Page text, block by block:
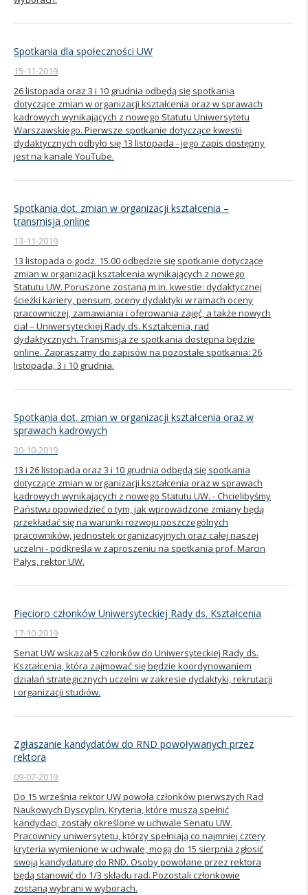
Spotkania dla społeczności UW
15-11-2019
26 listopada oraz 3 i 10 grudnia odbędą się spotkania
dotyczące zmian w organizacji kształcenia oraz w sprawach
kadrowych wynikających z nowego Statutu Uniwersytetu
Warszawskiego. Pierwsze spotkanie dotyczące kwestii
dydaktycznych odbyło się 13 listopada - jego zapis dostępny
jest na kanale YouTube.
Spotkania dot. zmian w organizacji kształcenia –
transmisja online
13-11-2019
13 listopada o godz. 15.00 odbędzie się spotkanie dotyczące
zmian w organizacji kształcenia wynikających z nowego
Statutu UW. Poruszone zostaną m.in. kwestie: dydaktycznej
ścieżki kariery, pensum, oceny dydaktyki w ramach oceny
pracowniczej, zamawiania i oferowania zajęć, a także nowych
ciał – Uniwersyteckiej Rady ds. Kształcenia, rad
dydaktycznych. Transmisja ze spotkania dostępna będzie
online. Zapraszamy do zapisów na pozostałe spotkania: 26
listopada, 3 i 10 grudnia.
Spotkania dot. zmian w organizacji kształcenia oraz w
sprawach kadrowych
30-10-2019
13 i 26 listopada oraz 3 i 10 grudnia odbędą się spotkania
dotyczące zmian w organizacji kształcenia oraz w sprawach
kadrowych wynikających z nowego Statutu UW. - Chcielibyśmy
Państwu opowiedzieć o tym, jak wprowadzone zmiany będą
przekładać się na warunki rozwoju poszczególnych
pracowników, jednostek organizacyjnych oraz całej naszej
uczelni - podkreśla w zaproszeniu na spotkania prof. Marcin
Pałys, rektor UW.
Pięcioro członków Uniwersyteckiej Rady ds. Kształcenia
17-10-2019
Senat UW wskazał 5 członków do Uniwersyteckiej Rady ds.
Kształcenia, która zajmować się będzie koordynowaniem
działań strategicznych uczelni w zakresie dydaktyki, rekrutacji
i organizacji studiów.
Zgłaszanie kandydatów do RND powoływanych przez
rektora
09-07-2019
Do 15 września rektor UW powoła członków pierwszych Rad
Naukowych Dyscyplin. Kryteria, które muszą spełnić
kandydaci, zostały określone w uchwale Senatu UW.
Pracownicy uniwersytetu, którzy spełniają co najmniej cztery
kryteria wymienione w uchwale, mogą do 15 sierpnia zgłosić
swoją kandydaturę do RND. Osoby powołane przez rektora
będą stanowić do 1/3 składu rad. Pozostali członkowie
zostaną wybrani w wyborach.